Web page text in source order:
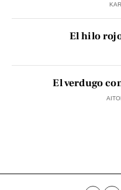
El hilo
El verdugo